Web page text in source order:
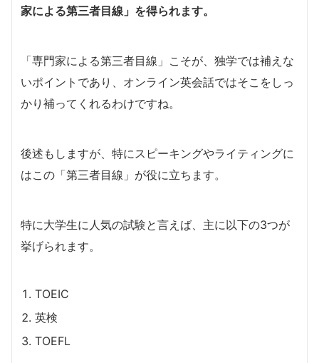
家による第三者目線」を得られます。
「専門家による第三者目線」こそが、独学では補えな
いポイントであり、オンライン英会話ではそこをしっ
かり補ってくれるわけですね。
後述もしますが、特にスピーキングやライティングに
はこの「第三者目線」が役に立ちます。
特に大学生に人気の試験と言えば、主に以下の3つが
挙げられます。
TOEIC
英検
TOEFL